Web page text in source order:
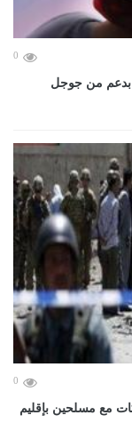
0
من جوجل
0
اشتباكات مع مسلحين بإقليم